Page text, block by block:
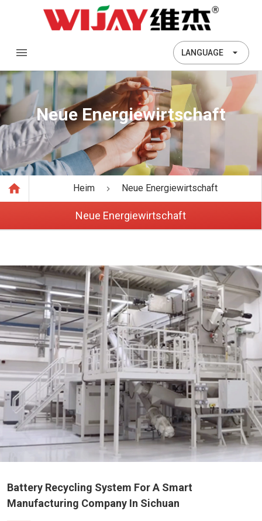
LANGUAGE
Neue Energiewirtschaft
Heim Neue Energiewirtschaft
Neue Energiewirtschaft
Battery Recycling System For A Smart
Manufacturing Company In Sichuan